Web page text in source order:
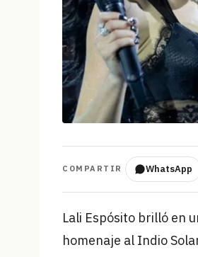
COMPARTIR WhatsApp
Lali Espósito brilló en
homenaje al Indio